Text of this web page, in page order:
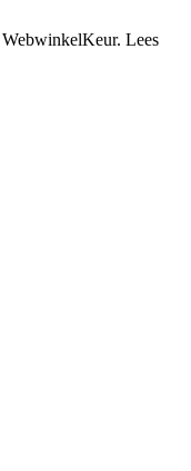
WebwinkelKeur. Lees